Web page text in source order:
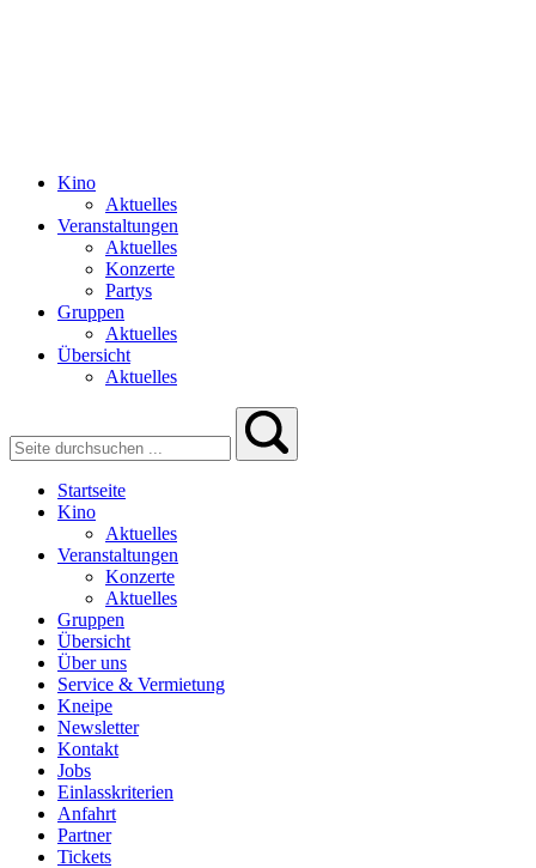
Kino
Aktuelles
Veranstaltungen
Aktuelles
Konzerte
Partys
Gruppen
Aktuelles
Übersicht
Aktuelles
Startseite
Kino
Aktuelles
Veranstaltungen
Konzerte
Aktuelles
Gruppen
Übersicht
Über uns
Service & Vermietung
Kneipe
Newsletter
Kontakt
Jobs
Einlasskriterien
Anfahrt
Partner
Tickets